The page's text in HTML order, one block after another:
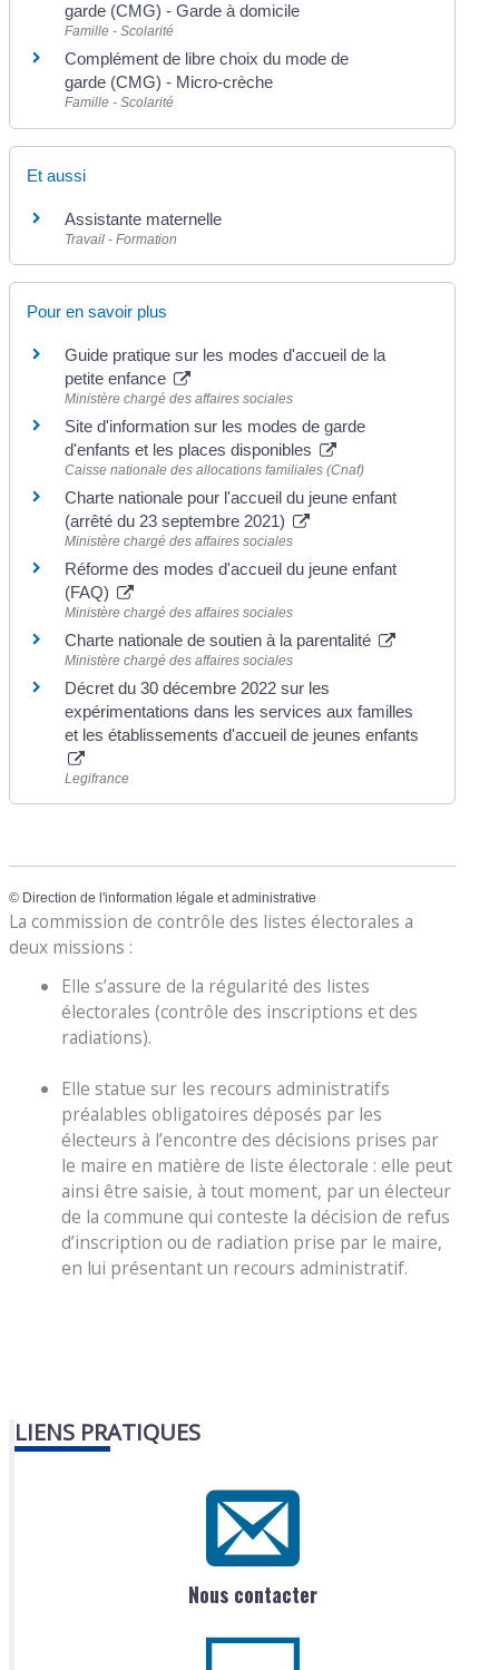
garde (CMG) - Garde à domicile
Famille - Scolarité
Complément de libre choix du mode de
garde (CMG) - Micro-crèche
Famille - Scolarité
Et aussi
Assistante maternelle
Travail - Formation
Pour en savoir plus
Guide pratique sur les modes d'accueil de la
petite enfance
Ministère chargé des affaires sociales
Site d'information sur les modes de garde
d'enfants et les places disponibles
Caisse nationale des allocations familiales (Cnaf)
Charte nationale pour l'accueil du jeune enfant
(arrêté du 23 septembre 2021)
Ministère chargé des affaires sociales
Réforme des modes d'accueil du jeune enfant
(FAQ)
Ministère chargé des affaires sociales
Charte nationale de soutien à la parentalité
Ministère chargé des affaires sociales
Décret du 30 décembre 2022 sur les
expérimentations dans les services aux familles
et les établissements d'accueil de jeunes enfants
Legifrance
© Direction de l'information légale et administrative
La commission de contrôle des listes électorales a
deux missions :
Elle s’assure de la régularité des listes
électorales (contrôle des inscriptions et des
radiations).
Elle statue sur les recours administratifs
préalables obligatoires déposés par les
électeurs à l’encontre des décisions prises par
le maire en matière de liste électorale : elle peut
ainsi être saisie, à tout moment, par un électeur
de la commune qui conteste la décision de refus
d’inscription ou de radiation prise par le maire,
en lui présentant un recours administratif.
LIENS PRATIQUES
Nous contacter